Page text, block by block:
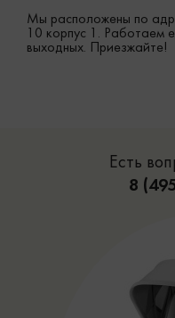
Мы расположены по
10 корпус 1. Работаем
выходных. Приезжайте!
Есть
8